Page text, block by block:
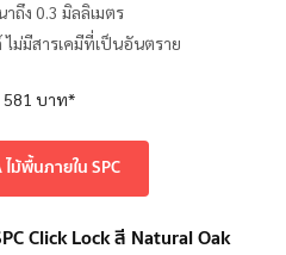
ถึง 0.3 มิลลิเมตร
ม่มีสารเคมีที่เป็นอันตราย
581 บาท*
ไม้พื้นภายใน SPC
Click Lock สี Natural Oak